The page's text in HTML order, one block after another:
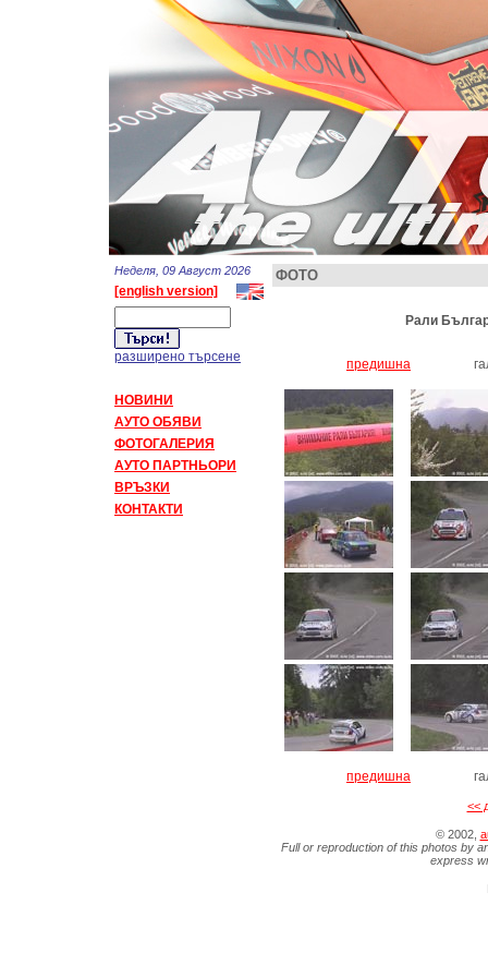
Неделя, 09 Август 2026
[english version]
разширено търсене
НОВИНИ
АУТО ОБЯВИ
ФОТОГАЛЕРИЯ
АУТО ПАРТНЬОРИ
ВРЪЗКИ
КОНТАКТИ
ФОТО
Рали
предишна
предишна
<<
© 2002,
Full or reproduction of this photos by
express